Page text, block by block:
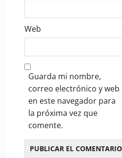
Web
Guarda mi nombre,
correo electrónico y web
en este navegador para
la próxima vez que
comente.